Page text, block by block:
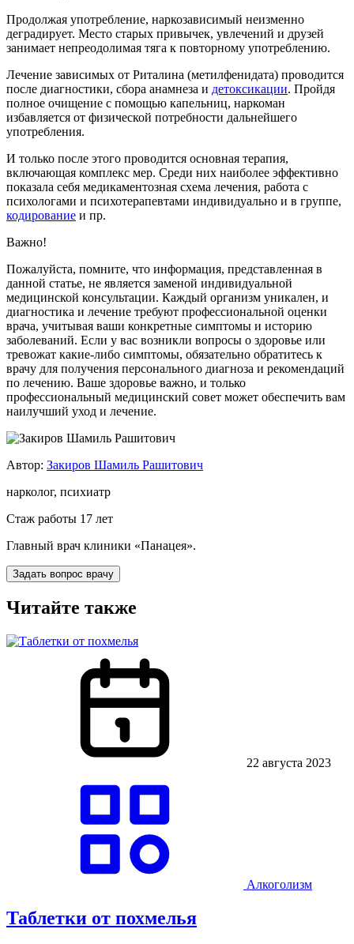
Продолжая употребление, наркозависимый неизменно
деградирует. Место старых привычек, увлечений и друзей
занимает непреодолимая тяга к повторному употреблению.
Лечение зависимых от Риталина (метилфенидата) проводится
после диагностики, сбора анамнеза и детоксикации. Пройдя
полное очищение с помощью капельниц, наркоман
избавляется от физической потребности дальнейшего
употребления.
И только после этого проводится основная терапия,
включающая комплекс мер. Среди них наиболее эффективно
показала себя медикаментозная схема лечения, работа с
психологами и психотерапевтами индивидуально и в группе,
кодирование и пр.
Важно!
Пожалуйста, помните, что информация, представленная в
данной статье, не является заменой индивидуальной
медицинской консультации. Каждый организм уникален, и
диагностика и лечение требуют профессиональной оценки
врача, учитывая ваши конкретные симптомы и историю
заболеваний. Если у вас возникли вопросы о здоровье или
тревожат какие-либо симптомы, обязательно обратитесь к
врачу для получения персонального диагноза и рекомендаций
по лечению. Ваше здоровье важно, и только
профессиональный медицинский совет может обеспечить вам
наилучший уход и лечение.
Автор: Закиров Шамиль Рашитович
нарколог, психиатр
Стаж работы 17 лет
Главный врач клиники «Панацея».
Задать вопрос врачу
Читайте также
22 августа 2023
Алкоголизм
Таблетки от похмелья